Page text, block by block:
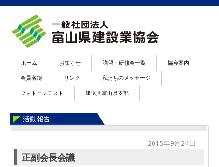
ホーム お知らせ 講習・研修会一覧 協会案内
会員名簿 リンク 私たちのメッセージ
フォトコンテスト 建退共富山県支部
活動報告
2015年9月24日
正副会長会議